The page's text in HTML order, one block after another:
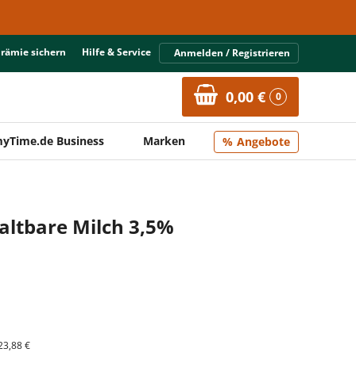
sichern Hilfe & Service Anmelden / Registrieren
0,00 € 0
Business Marken Angebote
Milch 3,5%
€